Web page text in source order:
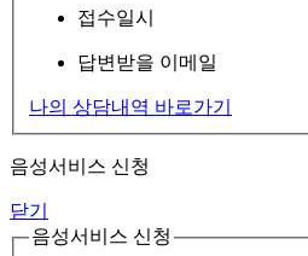
접수일시
답변받을 이메일
나의 상담내역 바로가기
음성서비스 신청
닫기
음성서비스 신청